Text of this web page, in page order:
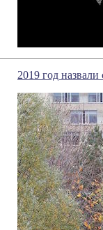
2019 год